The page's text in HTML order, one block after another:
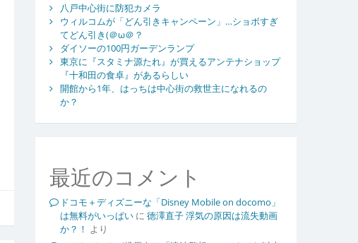
八戸中心街に防犯カメラ
ウィルコムが「どん引きキャンペーン」…ショボすぎ
てどん引き(＠ω＠？
ダイソーの100円ガーデンランプ
東京に『スタミナ源たれ』が買えるアンテナショップ
『十和田の食卓』があるらしい
開館から1年、はっちは中心街の救世主になれるの
か？
最近のコメント
ドコモ＋ディズニーな「Disney Mobile on docomo」
は無料がいっぱいに 徳澤直子 浮気の原因は流失動画
か？！ より